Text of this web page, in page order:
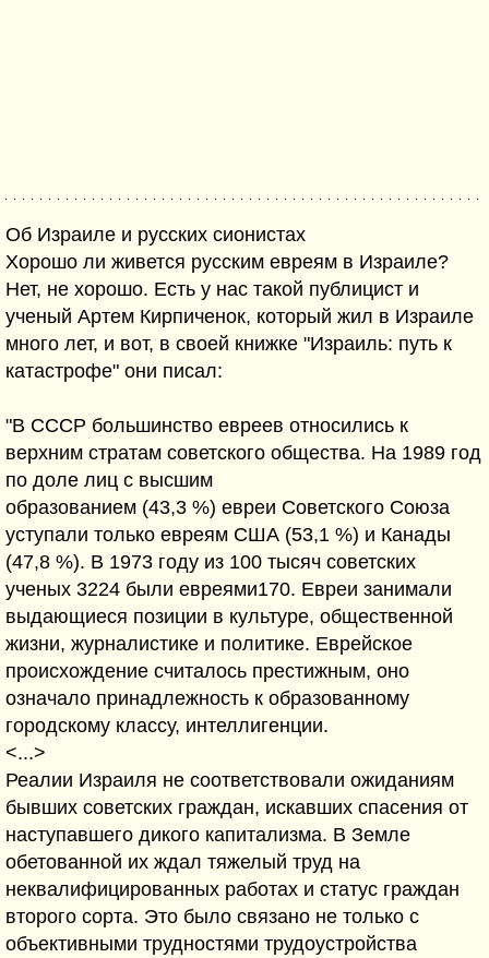
Об Израиле и русских сионистах
Хорошо ли живется русским евреям в Израиле?
Нет, не хорошо. Есть у нас такой публицист и
ученый Артем Кирпиченок, который жил в Израиле
много лет, и вот, в своей книжке "Израиль: путь к
катастрофе" они писал:
"В СССР большинство евреев относились к
верхним стратам советского общества. На 1989 год
по доле лиц с высшим
образованием (43,3 %) евреи Советского Союза
уступали только евреям США (53,1 %) и Канады
(47,8 %). В 1973 году из 100 тысяч советских
ученых 3224 были евреями170. Евреи занимали
выдающиеся позиции в культуре, общественной
жизни, журналистике и политике. Еврейское
происхождение считалось престижным, оно
означало принадлежность к образованному
городскому классу, интеллигенции.
<...>
Реалии Израиля не соответствовали ожиданиям
бывших советских граждан, искавших спасения от
наступавшего дикого капитализма. В Земле
обетованной их ждал тяжелый труд на
неквалифицированных работах и статус граждан
второго сорта. Это было связано не только с
объективными трудностями трудоустройства